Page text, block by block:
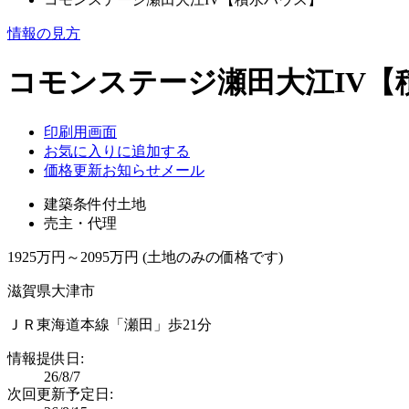
情報の見方
コモンステージ瀬田大江IV【
印刷用画面
お気に入りに追加する
価格更新お知らせメール
建築条件付土地
売主・代理
1925万円～2095万円 (土地のみの価格です)
滋賀県大津市
ＪＲ東海道本線「瀬田」歩21分
情報提供日:
26/8/7
次回更新予定日: